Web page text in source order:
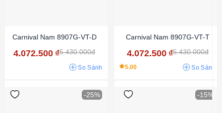
Carnival Nam 8907G-VT-D
4.072.500 ₫5.430.000đ
So Sánh
Carnival Nam 8907G-VT-T
4.072.500 ₫5.430.000đ
5.00 So Sánh
-25% -15%